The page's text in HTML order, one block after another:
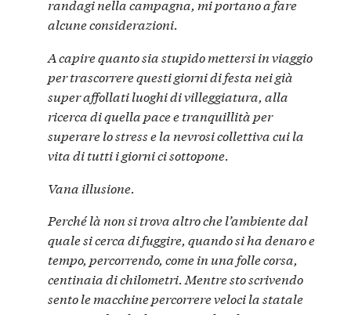
randagi nella campagna, mi portano a fare
alcune considerazioni.
A capirequanto sia stupido mettersi in viaggio
per trascorrere questi giorni di festa nei già
super affollati luoghi di villeggiatura, alla
ricerca di quella pace e tranquillità per
superare lo stress e la nevrosi collettiva cui la
vita di tutti i giorni ci sottopone.
Vana illusione.
Perchélà non si trova altro che l’ambiente dal
quale si cerca di fuggire, quando si ha denaro e
tempo, percorrendo, come in una folle corsa,
centinaia di chilometri. Mentre sto scrivendo
sento le macchine percorrere veloci la statale